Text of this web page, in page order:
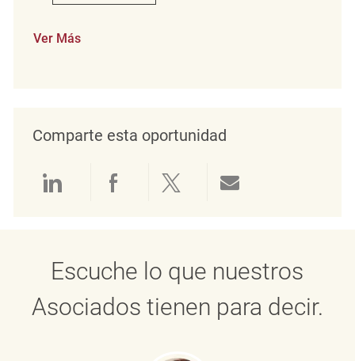
Ver Más
Comparte esta oportunidad
Compartir a través de LinkedIn
Compartir a través de
Compartir a través
Escuche lo que nuestros
Asociados tienen para decir.